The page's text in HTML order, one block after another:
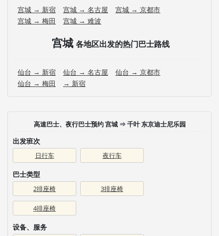
宫城 → 新宿 宫城 → 名古屋
宫城 → 京都市
宫城 → 梅田
宫城 → 难波
宫城 各地区出发的热门巴士路线
仙台 → 新宿 仙台 → 名古屋
仙台 → 京都市
仙台 → 梅田
→ 新宿
高速巴士、夜行巴士预约 宫城 ⇒ 千叶 东京迪士尼乐园
出发班次
日行车 夜行车
巴士类型
2排座椅 3排座椅
4排座椅
设备、服务